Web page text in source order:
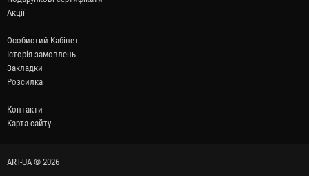
Акції
Особистий Кабінет
Історія замовлень
Закладки
Розсилка
Контакти
Карта сайту
ART-UA © 2026